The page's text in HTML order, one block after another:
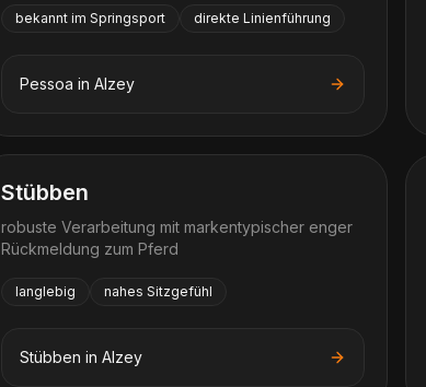
bekannt im Springsport direkte Linienführung
Pessoa inAlzey
Stübben
robuste Verarbeitung mit markentypischer enger
Rückmeldung zum Pferd
langlebig nahes Sitzgefühl
Stübben inAlzey